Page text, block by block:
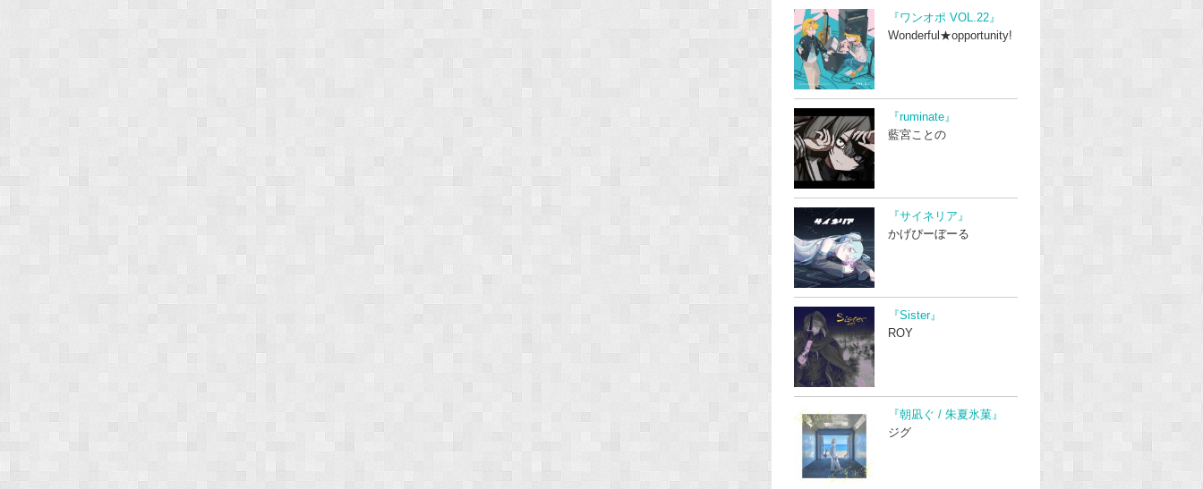
『ワンオポ VOL.22』
Wonderful★opportunity!
『ruminate』
藍宮ことの
『サイネリア』
かげぴーぼーる
『Sister』
ROY
『朝凪ぐ / 朱夏氷菓』
ジグ